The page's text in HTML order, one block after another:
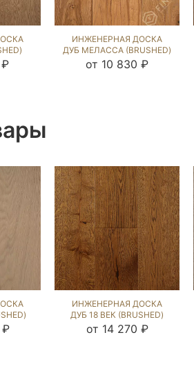
₽
ИНЖЕНЕРНАЯ ДОСКА
ДУБ МЕЛАССА (BRUSHED)
143850
от 10 830 ₽
₽
ИНЖЕНЕРНАЯ ДОСКА
ДУБ 18 ВЕК (BRUSHED)
1038701
от 14 270 ₽